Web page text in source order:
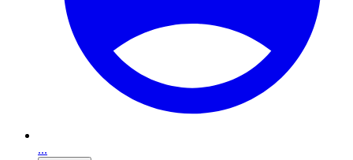
...